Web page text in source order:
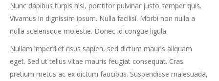
Nunc dapibus turpis nisl, porttitor pulvinar justo semper quis.
Vivamus in dignissim ipsum. Nulla facilisi. Morbi non nulla a
nulla scelerisque molestie. Donec id congue ligula.
Nullam imperdiet risus sapien, sed dictum mauris aliquam
eget. Sed ut tellus vitae mauris feugiat consequat. Cras
pretium metus ac ex dictum faucibus. Suspendisse malesuada,